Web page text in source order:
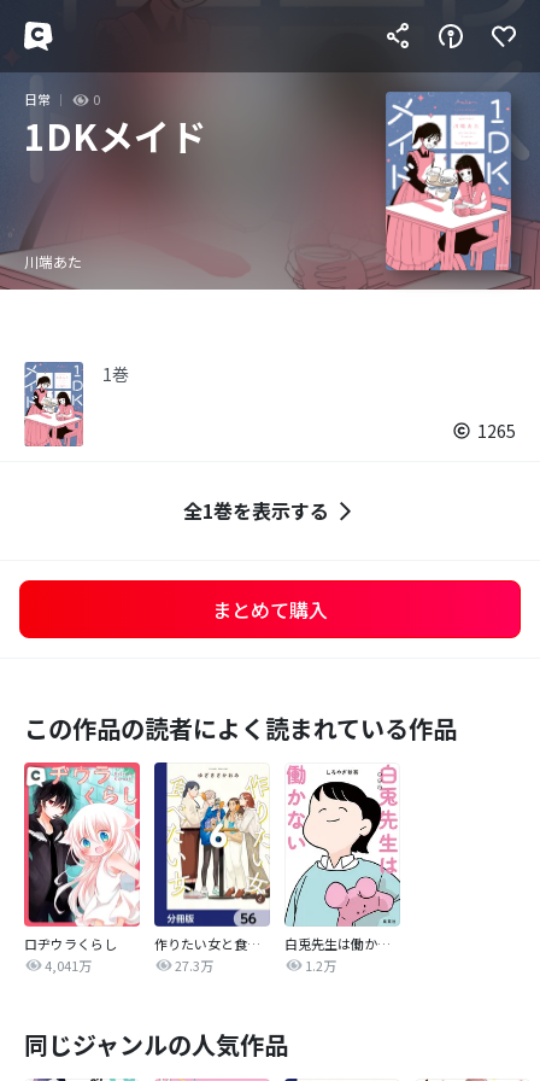
日常 0
1DKメイド
川端あた
1巻
1265
全1巻を表示する
まとめて購入
この作品の読者によく読まれている作品
ロヂウラくらし
4,041万
作りたい女と食べたい女【分冊版】
27.3万
白兎先生は働かない【タテヨミ】
1.2万
同じジャンルの人気作品